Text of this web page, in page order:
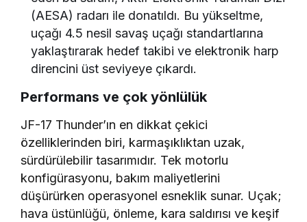
(AESA) radarı ile donatıldı. Bu yükseltme,
uçağı 4.5 nesil savaş uçağı standartlarına
yaklaştırarak hedef takibi ve elektronik harp
direncini üst seviyeye çıkardı.
Performans ve çok yönlülük
JF-17 Thunder’ın en dikkat çekici
özelliklerinden biri, karmaşıklıktan uzak,
sürdürülebilir tasarımıdır. Tek motorlu
konfigürasyonu, bakım maliyetlerini
düşürürken operasyonel esneklik sunar. Uçak;
hava üstünlüğü, önleme, kara saldırısı ve keşif